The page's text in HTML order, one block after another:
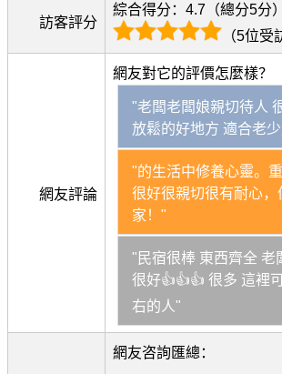
訪客評分
綜合得分：4.7（總分5分）
（5位受
網友評論
網友對它的評價怎麼樣？
"老闆老闆娘親切待人
放鬆的好地方 適合老
"的生活中修養心靈。
很好很親切很有耐心，
家！"
"民宿很棒 東西齊全 老
很好👍👍👍 很多 這裡
右的人"
網友咨詢匯總：